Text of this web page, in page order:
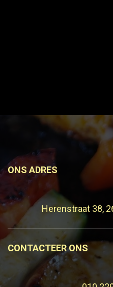
ONS ADRES
Herenstraat 38,
CONTACTEER ONS